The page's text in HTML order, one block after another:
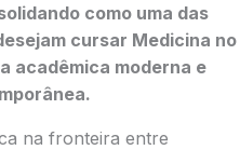
como uma das
cursar Medicina no
acadêmica moderna e
na fronteira entre